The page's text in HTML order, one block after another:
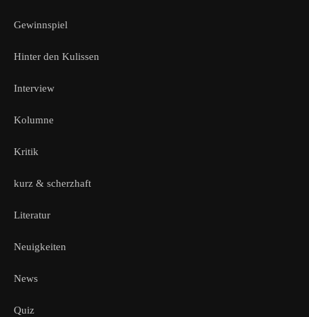
Gewinnspiel
Hinter den Kulissen
Interview
Kolumne
Kritik
kurz & scherzhaft
Literatur
Neuigkeiten
News
Quiz